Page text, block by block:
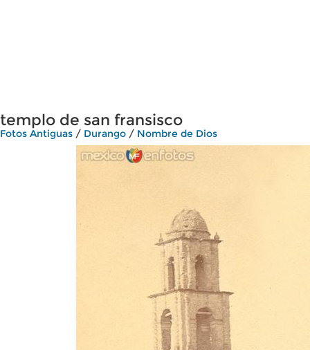
templo de san fransisco
Fotos Antiguas / Durango / Nombre de Dios